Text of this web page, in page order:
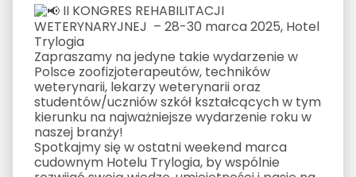
II KONGRES REHABILITACJI
WETERYNARYJNEJ – 28-30 marca 2025, Hotel
Trylogia
Zapraszamy na jedyne takie wydarzenie w
Polsce zoofizjoterapeutów, techników
weterynarii, lekarzy weterynarii oraz
studentów/uczniów szkół kształcących w tym
kierunku na najważniejsze wydarzenie roku w
naszej branży!
Spotkajmy się w ostatni weekend marca
cudownym Hotelu Trylogia, by wspólnie